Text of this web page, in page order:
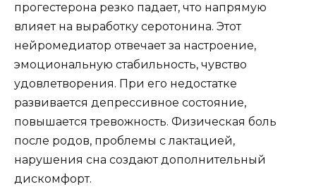
прогестерона резко падает, что напрямую
влияет на выработку серотонина. Этот
нейромедиатор отвечает за настроение,
эмоциональную стабильность, чувство
удовлетворения. При его недостатке
развивается депрессивное состояние,
повышается тревожность. Физическая боль
после родов, проблемы с лактацией,
нарушения сна создают дополнительный
дискомфорт.